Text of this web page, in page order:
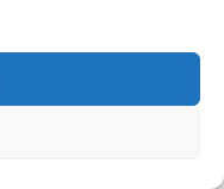
e
realizam
no RN